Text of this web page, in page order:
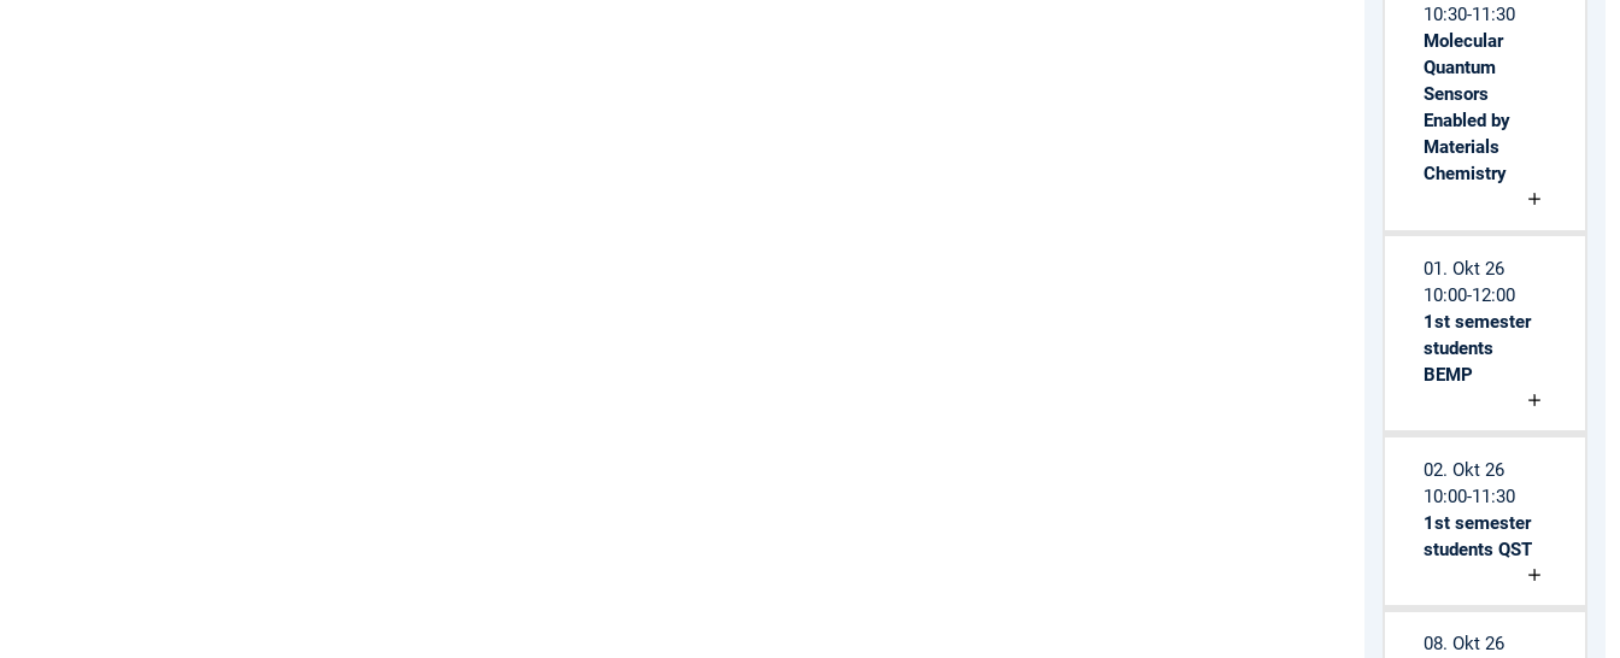
10:30-11:30
Molecular
Quantum
Sensors
Enabled by
Materials
Chemistry
01. Okt 26
10:00-12:00
1st semester
students
BEMP
02. Okt 26
10:00-11:30
1st semester
students QST
08. Okt 26